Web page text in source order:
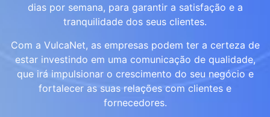
dias por semana, para garantir a satisfação e a
tranquilidade dos seus clientes.
Com a VulcaNet, as empresas podem ter a certeza de
estar investindo em uma comunicação de qualidade,
que irá impulsionar o crescimento do seu negócio e
fortalecer as suas relações com clientes e
fornecedores.